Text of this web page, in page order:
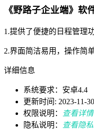
《野路子企业端》软
1.提供了便捷的日程管理
2.界面简洁易用，操作简
详细信息
系统要求：安卓4.4
更新时间: 2023-11-
权限说明：
查看详情
隐私说明：
查看隐私